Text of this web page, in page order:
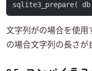
sqlite3_prepare( db,
SQL文字列がUnicodeの場合
の場合SQL文字列の長さ